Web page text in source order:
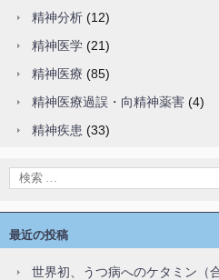
精神分析 (12)
精神医学 (21)
精神医療 (85)
精神医療過誤・向精神薬害 (4)
精神疾患 (33)
最近の投稿
世界初、うつ病へのケタミン（